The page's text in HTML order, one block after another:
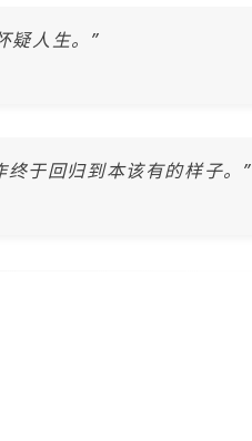
疑人生。”
于回归到本该有的样子。”